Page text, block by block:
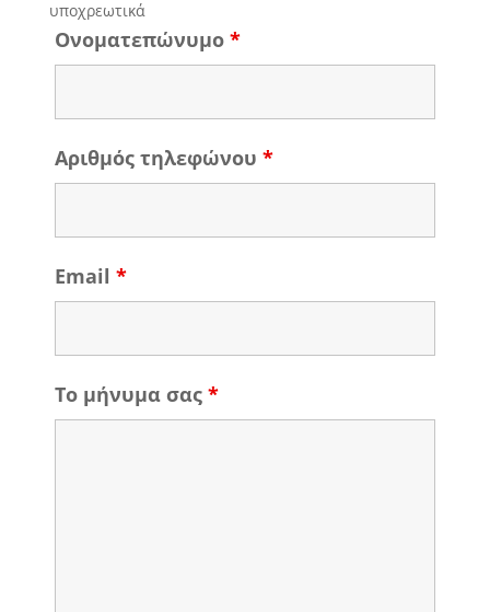
υποχρεωτικά
Ονοματεπώνυμο *
Αριθμός τηλεφώνου *
Email *
Το μήνυμα σας *